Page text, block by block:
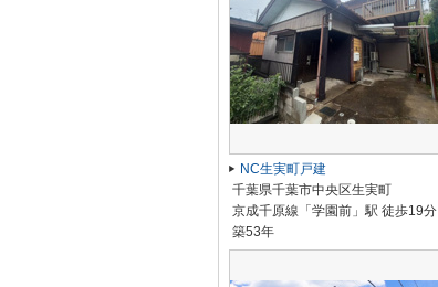
NC生実町戸建
千葉県千葉市中央区生実町
京成千原線「学園前」駅 徒歩19分
築53年